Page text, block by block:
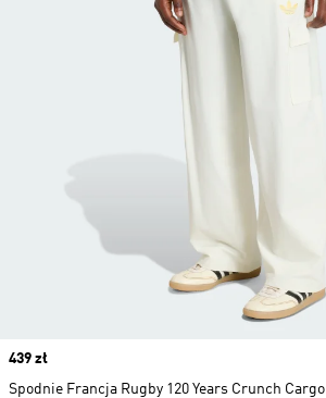
Price
439 zł
Spodnie Francja Rugby 120 Years Crunch Cargo